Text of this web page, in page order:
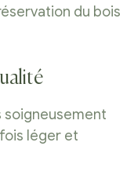
du bois
léger et